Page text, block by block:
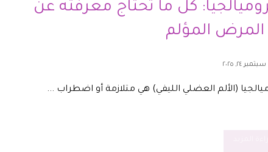
كل ما تحتاج معرفته عن
المرض المؤلم
سبتمبر ٢٤, ٢٠٢٥
(الألم العضلي الليفي) هي متلازمة أو اضطراب ...